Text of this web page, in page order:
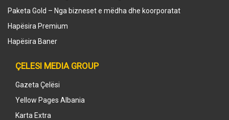
Paketa Gold – Nga bizneset e mëdha dhe koorporatat
Hapësira Premium
Hapësira Baner
ÇELESI MEDIA GROUP
Gazeta Çelësi
Yellow Pages Albania
Karta Extra